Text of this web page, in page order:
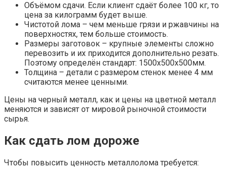
Объёмом сдачи. Если клиент сдаёт более 100 кг, то
цена за килограмм будет выше.
Чистотой лома – чем меньше грязи и ржавчины на
поверхностях, тем больше стоимость.
Размеры заготовок – крупные элементы сложно
перевозить и их приходится дополнительно резать.
Поэтому определён стандарт: 1500х500х500мм.
Толщина – детали с размером стенок менее 4 мм
считаются менее ценными.
Цены на черный металл, как и цены на цветной металл
меняются и зависят от мировой рыночной стоимости
сырья.
Как сдать лом дороже
Чтобы повысить ценность металлолома требуется: